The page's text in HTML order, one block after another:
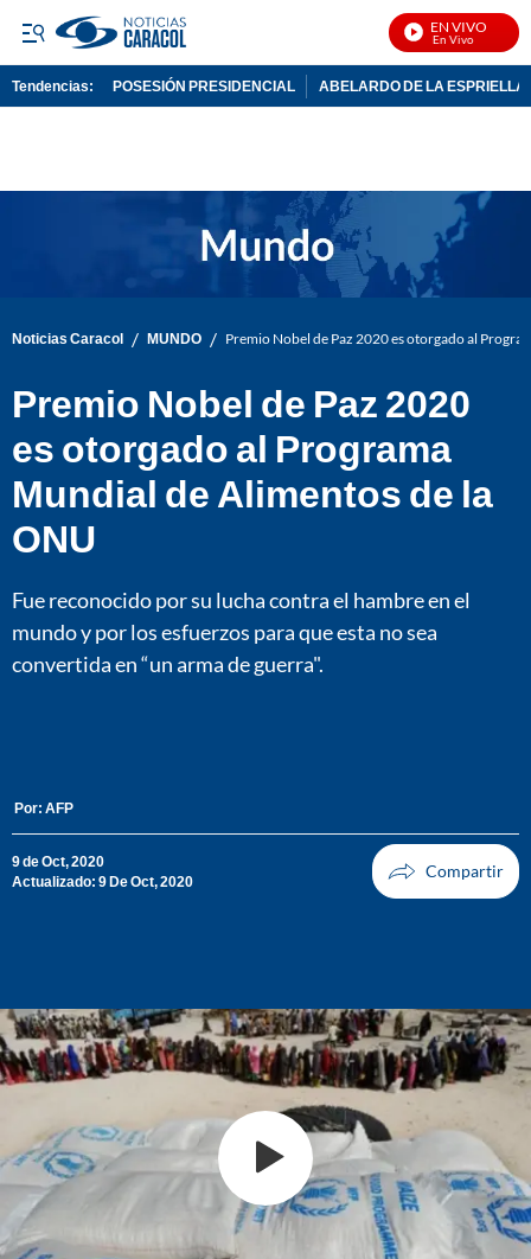
EN VIVO
Tendencias: POSESIÓN PRESIDENCIAL ABELARDO DE LA ESPRIELLA
Noticias Caracol / MUNDO / Premio Nobel de Paz 2020 es otorgado al
Premio Nobel de Paz 2020
es otorgado al Programa
Mundial de Alimentos de la
ONU
Fue reconocido por su lucha contra el hambre en el
mundo y por los esfuerzos para que esta no sea
convertida en “un arma de guerra".
Por: AFP
9 de Oct, 2020
Actualizado: 9 De Oct, 2020